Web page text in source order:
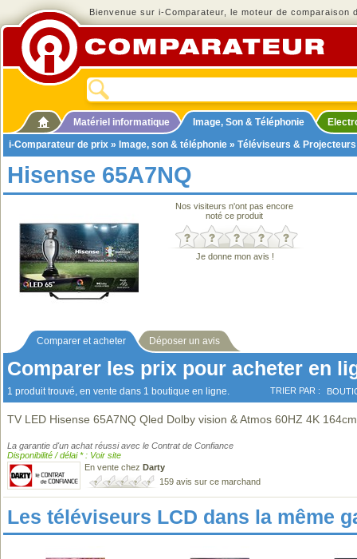
Bienvenue sur i-Comparateur, le moteur de comparaison
Matériel informatique Image, Son & Téléphonie
i-Comparateur de prix » Image, son & téléphonie » Téléviseurs & Projecteurs
Hisense 65A7NQ
Nos visiteurs n'ont pas encore
noté ce produit
Je donne mon avis !
Comparer et acheter Déposer un avis
Comparer les prix pour acheter en
1 produit trouvé, en vente dans 1 boutique en ligne. TRIER PAR :
TV LED Hisense 65A7NQ Qled Dolby vision & Atmos 60HZ 4K
La garantie d'un achat réussi avec le Contrat de Confiance
Disponibilité / délai * : Voir site
En vente chez Darty
159 avis sur ce marchand
Les téléviseurs LCD dans la même